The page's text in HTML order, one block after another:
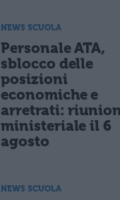
NEWS SCUOLA
Personale ATA,
sblocco delle
posizioni
economiche e
arretrati:
ministeriale il 6
agosto
NEWS SCUOLA